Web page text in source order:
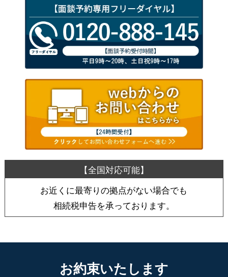
お近くに最寄りの拠点がない場合でも
相続税申告を承っております。
お約束いたします